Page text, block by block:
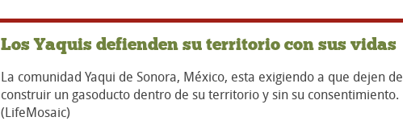
Los Yaquis defienden su territorio con sus vidas
La comunidad Yaqui de Sonora, México, esta exigiendo a que dejen de
construir un gasoducto dentro de su territorio y sin su consentimiento.
(LifeMosaic)